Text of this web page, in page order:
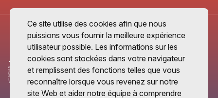
Ce site utilise des cookies afin que nous
puissions vous fournir la meilleure expérience
utilisateur possible. Les informations sur les
cookies sont stockées dans votre navigateur
et remplissent des fonctions telles que vous
reconnaître lorsque vous revenez sur notre
site Web et aider notre équipe à comprendre